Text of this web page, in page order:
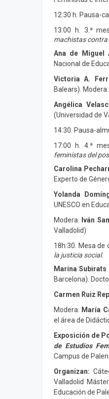
12:30 h. Pausa-
13:00 h. 3.ª
machistas contra
Ana de Miguel
Nacional de
Victoria A.
Balears). Modera:
Angélica
(Universidad de
14:30. Pausa-
17:00 h. 4.ª
feministas del
Carolina
Experto de
Yolanda
UNESCO en
Modera: Iván
Valladolid)
18h:30. Mesa de
la justicia social.
Marina
Barcelona).
Carmen Ruiz
Modera: María
el área de
Exposición de
de Estudios
Campus de
Organizan:
Valladolid
Educación de